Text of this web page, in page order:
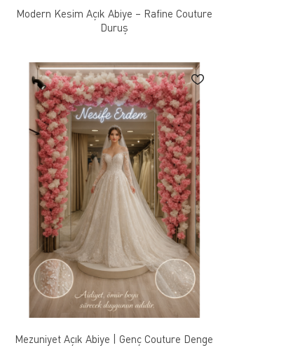
Modern Kesim Açık Abiye – Rafine Couture
Duruş
Mezuniyet Açık Abiye | Genç Couture Denge